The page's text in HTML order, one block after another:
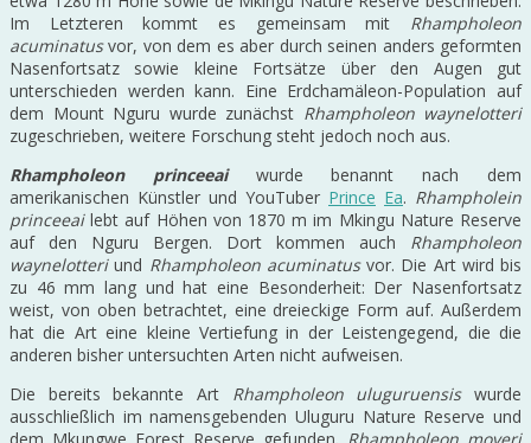
Im Letzteren kommt es gemeinsam mit Rhampholeon
acuminatusvor, von dem es aber durch seinen anders geformten
Nasenfortsatz sowie kleine Fortsätze über den Augen gut
unterschieden werden kann. Eine Erdchamäleon-Population auf
dem Mount Nguru wurde zunächst Rhampholeon waynelotteri
zugeschrieben, weitere Forschung steht jedoch noch aus.
Rhampholeon princeeaiwurde benannt nach dem
amerikanischen Künstler und YouTuber Prince Ea. Rhampholein
princeeailebt auf Höhen von 1870 m im Mkingu Nature Reserve
auf den Nguru Bergen. Dort kommen auch Rhampholeon
waynelotteriund Rhampholeon acuminatusvor. Die Art wird bis
zu 46 mm lang und hat eine Besonderheit: Der Nasenfortsatz
weist, von oben betrachtet, eine dreieckige Form auf. Außerdem
hat die Art eine kleine Vertiefung in der Leistengegend, die die
anderen bisher untersuchten Arten nicht aufweisen.
Die bereits bekannte Art Rhampholeon uluguruensiswurde
ausschließlich im namensgebenden Uluguru Nature Reserve und